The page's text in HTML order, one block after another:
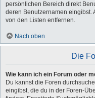
persönlichen Bereich direkt
deren Benutzernamen eingibst.
von den Listen entfernen.
Nach oben
Die
Wie kann ich ein Forum oder
Du kannst die Foren
eingibst, die du in der Foren-